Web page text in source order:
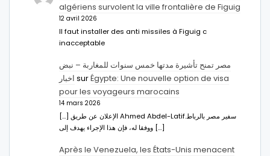
algériens survolent la ville frontalière de Figuig
12 avril 2026
Il faut installer des anti missiles à Figuig c
inacceptable
مصر تمنح تأشيرة مدتها خمس سنوات للمغاربة – نبض
اخبار surÉgypte: Une nouvelle option de visa
pour les voyageurs marocains
14 mars 2026
[…] الإعلان عن طريق Ahmed Abdel-Latifسفير مصر بالرباط.
ووفقا له، فإن هذا الإجراء يهدف إلى […]
Après le Venezuela, les États-Unis menacent